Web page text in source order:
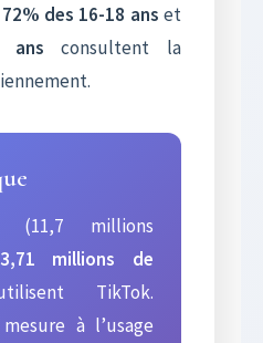
72% des 16-18 ans et
ans consultent la
(11,7 millions
3,71 millions de
TikTok.
à l’usage